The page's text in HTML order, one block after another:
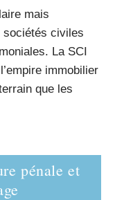
mais
sociétés civiles
La SCI
immobilier
que les
pénale et